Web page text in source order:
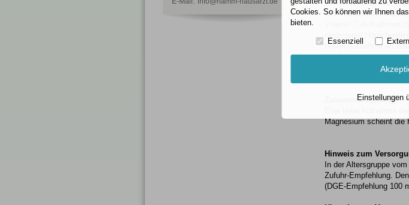
Gesprächsfrequenz als
einem besseren/
Vitamin C-Aufnahmen
niedrigeren
hohen Aufnahme an
als Personen mit einer
Magnesium zu sich
Zusammenfassung
Eine hohe Aufnahme
Magnesium scheint die
Hinweis zum
In der Altersgruppe
Zufuhr-Empfehlung.
(DGE-Empfehlung 100
Cookies. So können wir Ihnen
bieten.
Essenziell
Einstellungen